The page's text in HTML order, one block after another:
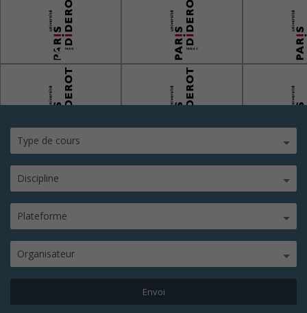
Paris-Diderot
Type de cours
Discipline
Plateforme
Organisateur